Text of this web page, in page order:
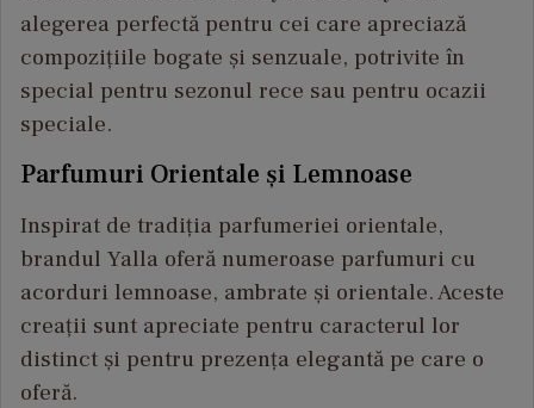
alegerea perfectă pentru cei care apreciază
compozițiile bogate și senzuale, potrivite în
special pentru sezonul rece sau pentru ocazii
speciale.
Parfumuri Orientale și Lemnoase
Inspirat de tradiția parfumeriei orientale,
brandul Yalla oferă numeroase parfumuri cu
acorduri lemnoase, ambrate și orientale. Aceste
creații sunt apreciate pentru caracterul lor
distinct și pentru prezența elegantă pe care o
oferă.